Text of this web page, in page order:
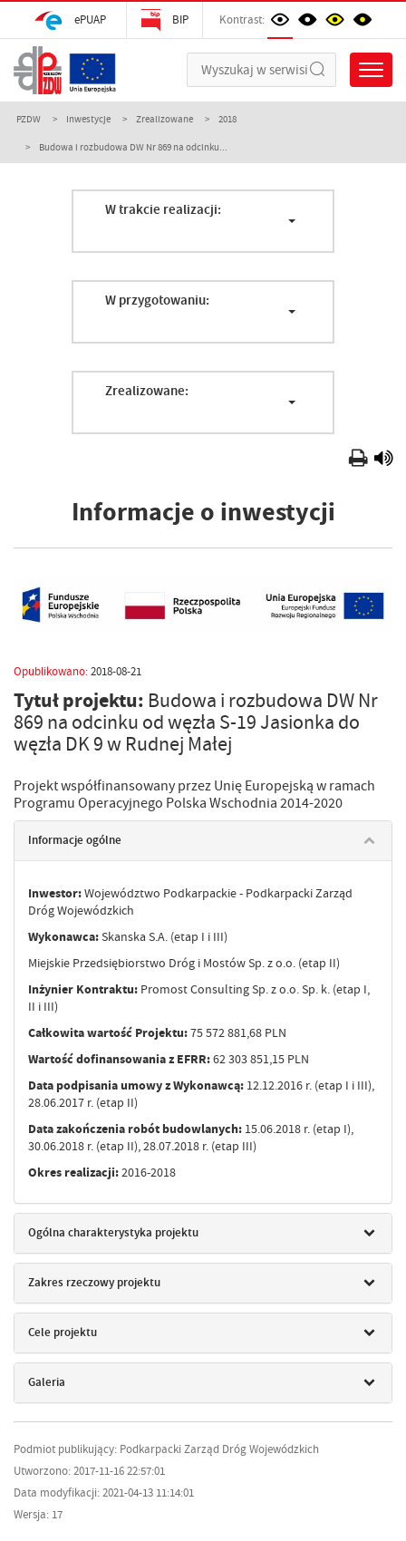
ePUAP BIP Kontrast:
PZDW Inwestycje Zrealizowane 2018
Budowa i rozbudowa DW Nr 869 na odcinku...
W trakcie realizacji:
W przygotowaniu:
Zrealizowane:
Informacje o inwestycji
Opublikowano:2018-08-21
Tytuł projektu: Budowa i rozbudowa DW Nr
869 na odcinku od węzła S-19 Jasionka do
węzła DK 9 w Rudnej Małej
Projekt współfinansowany przez Unię Europejską w ramach
Programu Operacyjnego Polska Wschodnia 2014-2020
Informacje ogólne
Inwestor:Województwo Podkarpackie - Podkarpacki Zarząd
Dróg Wojewódzkich
Wykonawca:Skanska S.A. (etap I i III)
Miejskie Przedsiębiorstwo Dróg i Mostów Sp. z o.o. (etap II)
Inżynier Kontraktu: Promost Consulting Sp. z o.o. Sp. k. (etap I,
II i III)
Całkowita wartość Projektu:75 572 881,68 PLN
Wartość dofinansowania z EFRR:62 303 851,15 PLN
Data podpisania umowy z Wykonawcą: 12.12.2016 r. (etap I i III),
28.06.2017 r. (etap II)
Data zakończenia robót budowlanych: 15.06.2018 r. (etap I),
30.06.2018 r. (etap II), 28.07.2018 r. (etap III)
Okres realizacji:2016-2018
Ogólna charakterystyka projektu
Zakres rzeczowy projektu
Cele projektu
Galeria
Podmiot publikujący: Podkarpacki Zarząd Dróg Wojewódzkich
Utworzono: 2017-11-16 22:57:01
Data modyfikacji: 2021-04-13 11:14:01
Wersja: 17